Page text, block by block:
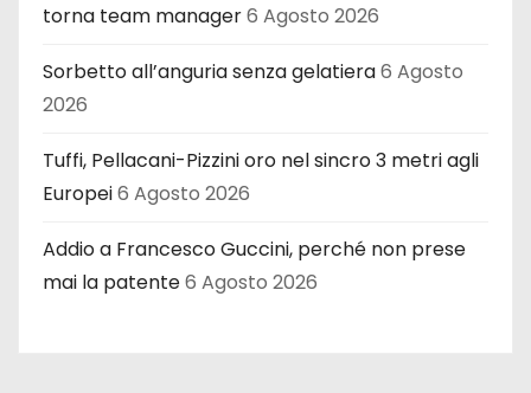
torna team manager6 Agosto 2026
Sorbetto all’anguria senza gelatiera6 Agosto
2026
Tuffi, Pellacani-Pizzini oro nel sincro 3 metri agli
Europei6 Agosto 2026
Addio a Francesco Guccini, perché non prese
mai la patente6 Agosto 2026